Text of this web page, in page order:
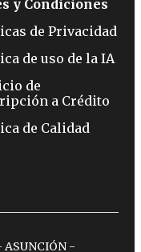
y Condiciones
de Privacidad
de uso de la IA
de
a Crédito
de Calidad
ASUNCIÓN -